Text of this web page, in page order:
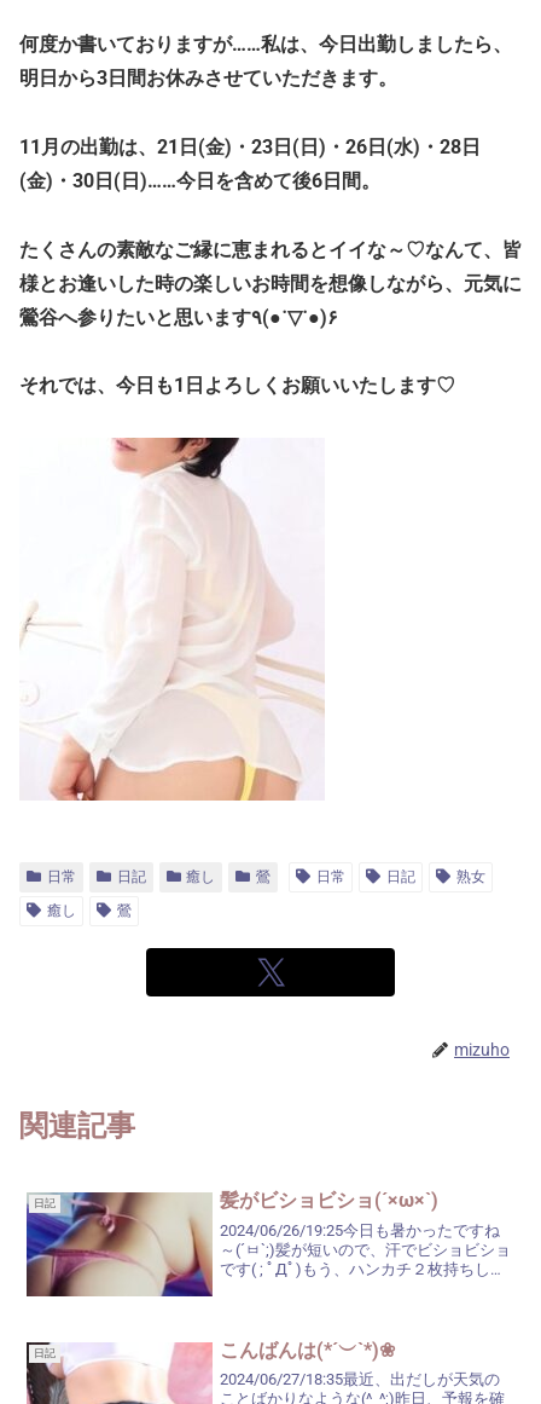
何度か書いておりますが……私は、今日出勤しましたら、
明日から3日間お休みさせていただきます。
11月の出勤は、21日(金)・23日(日)・26日(水)・28日
(金)・30日(日)……今日を含めて後6日間。
たくさんの素敵なご縁に恵まれるとイイな～♡なんて、皆
様とお逢いした時の楽しいお時間を想像しながら、元気に
鶯谷へ参りたいと思います٩(●˙▽˙●)۶
それでは、今日も1日よろしくお願いいたします♡
日常 日記 癒し 鶯 日常 日記
熟女
癒し
鶯
mizuho
関連記事
日記 髪がビショビショ(´×ω×`)
2024/06/26/19:25今日も暑かったですね
～(´ㅂ`;)髪が短いので、汗でビショビショ
です( ; ﾟДﾟ)もう、ハンカチ２枚持ちしな
日記 こんばんは(*´︶`*)❀
2024/06/27/18:35最近、出だしが天気の
ことばかりなような(^_^;)昨日、予報を確